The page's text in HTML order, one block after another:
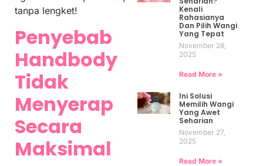
tanpa lengket!
Penyebab
Handbody
Tidak
Menyerap
Secara
Maksimal
Kenali
Rahasianya
Dan Pilih Wangi
Yang Tepat
November 28,
2025
Read More »
Ini Solusi
Memilih Wangi
Yang Awet
Seharian
November 27,
2025
Read More »